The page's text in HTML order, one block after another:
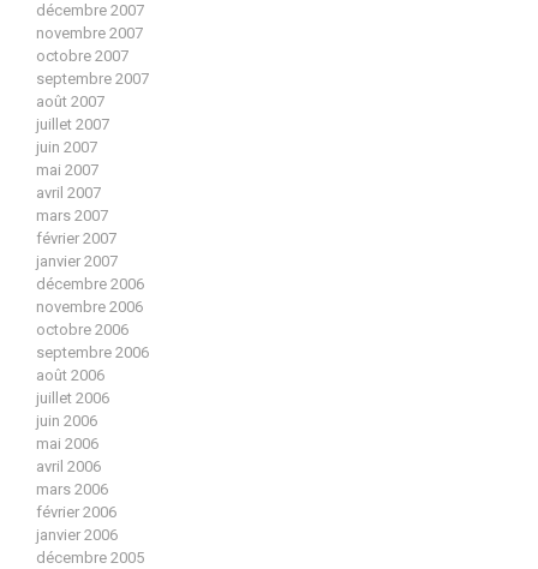
décembre 2007
novembre 2007
octobre 2007
septembre 2007
août 2007
juillet 2007
juin 2007
mai 2007
avril 2007
mars 2007
février 2007
janvier 2007
décembre 2006
novembre 2006
octobre 2006
septembre 2006
août 2006
juillet 2006
juin 2006
mai 2006
avril 2006
mars 2006
février 2006
janvier 2006
décembre 2005